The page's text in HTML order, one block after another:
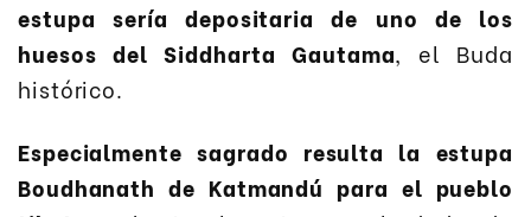
estupa sería depositaria de uno de los
huesos del Siddharta Gautama, el Buda
histórico.
Especialmente sagrado resulta la estupa
Boudhanath de Katmandú para el pueblo